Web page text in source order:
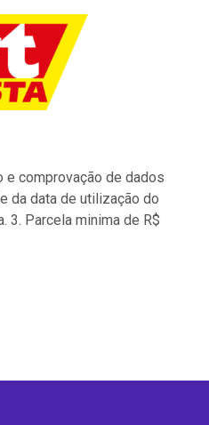
e comprovação de dados
da data de utilização do
3. Parcela minima de R$